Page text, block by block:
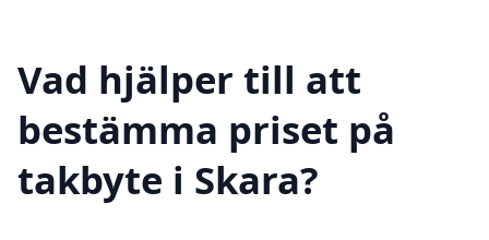
Vad hjälper till att
bestämma priset på
takbyte i Skara?